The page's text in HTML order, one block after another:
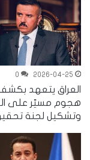
2026-04-25
0
العراق يتعهد
هجوم مسيّر على
وتشكيل لجنة